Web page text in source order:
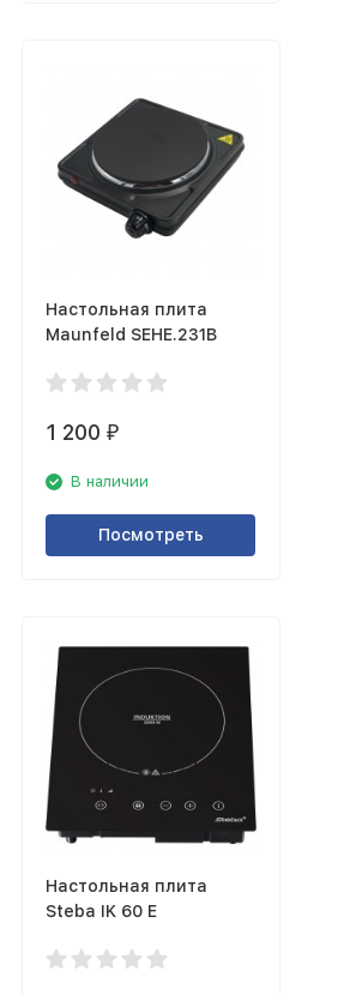
Настольная плита
Maunfeld SEHE.231B
1 200₽
В наличии
Посмотреть
Настольная плита
Steba IK 60 E